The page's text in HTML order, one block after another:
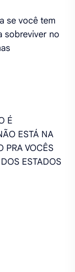
se você tem
sobreviver no
É
ESTÁ NA
PRA VOCÊS
ESTADOS